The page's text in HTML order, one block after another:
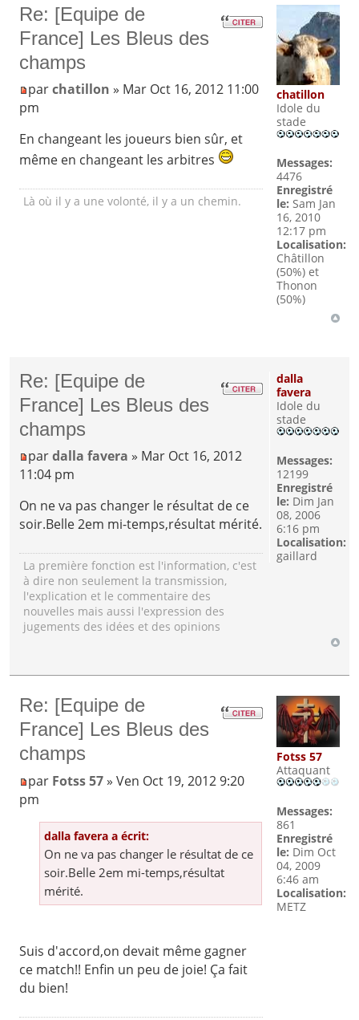
Re: [Equipe de
France] Les Bleus des
champs
parchatillon » Mar Oct 16, 2012 11:00
pm
En changeant les joueurs bien sûr, et
même en changeant les arbitres
Là où il y a une volonté, il y a un chemin.
chatillon
Idole du
stade
Messages:
4476
Enregistré
le: Sam Jan
16, 2010
12:17 pm
Localisation:
Châtillon
(50%) et
Thonon
(50%)
Re: [Equipe de
France] Les Bleus des
champs
pardalla favera » Mar Oct 16, 2012
11:04 pm
On ne va pas changer le résultat de ce
soir.Belle 2em mi-temps,résultat mérité.
La première fonction est l'information, c'est
à dire non seulement la transmission,
l'explication et le commentaire des
nouvelles mais aussi l'expression des
jugements des idées et des opinions
dalla
favera
Idole du
stade
Messages:
12199
Enregistré
le: Dim Jan
08, 2006
6:16 pm
Localisation:
gaillard
Re: [Equipe de
France] Les Bleus des
champs
par Fotss 57» Ven Oct 19, 2012 9:20
pm
dalla favera a écrit:
On ne va pas changer le résultat de ce
soir.Belle 2em mi-temps,résultat
mérité.
Suis d'accord,on devait même gagner
ce match!! Enfin un peu de joie! Ça fait
du bien!
Fotss 57
Attaquant
Messages:
861
Enregistré
le: Dim Oct
04, 2009
6:46 am
Localisation:
METZ